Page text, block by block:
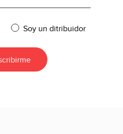
Soy un ditribuidor